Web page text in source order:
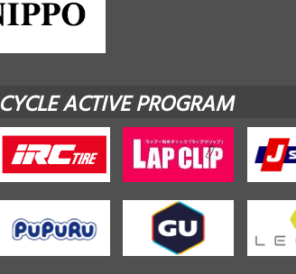
CYCLE ACTIVE PROGRAM